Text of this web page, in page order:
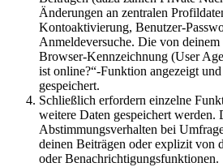
Änderungen an zentralen
Kontoaktivierung, Benutzer-
Anmeldeversuche. Die von
Browser-Kennzeichnung (User
ist online?“-Funktion angezeigt
gespeichert.
Schließlich erfordern einzelne
weitere Daten gespeichert werden.
Abstimmungsverhalten bei
deinen Beiträgen oder explizit von
oder Benachrichtigungsfunktionen.